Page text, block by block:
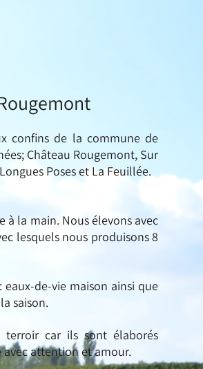
confins de la commune de
Château Rougemont, Sur
Poses et La Feuillée.
la main. Nous élevons avec
lesquels nous produisons 8
de-vie maison ainsi que
saison.
terroir car ils sont élaborés
attention et amour.